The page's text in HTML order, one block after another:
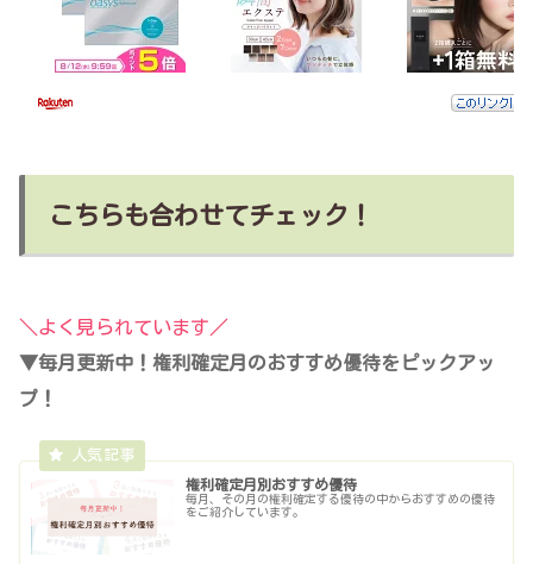
こちらも合わせてチェック！
＼よく見られています／
▼毎月更新中！権利確定月のおすすめ優待をピックアッ
プ！
権利確定月別おすすめ優待
毎月、その月の権利確定する優待の中からおすすめの優待
をご紹介しています。